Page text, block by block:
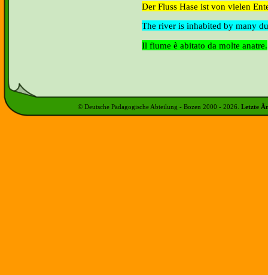
Der Fluss Hase ist von vielen
The river is inhabited by many
Il fiume è abitato da molte anatre.
© Deutsche Pädagogische Abteilung - Bozen 2000 - 2026 Letzte